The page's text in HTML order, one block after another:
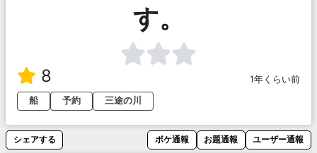
す。
8
1年くらい前
船
予約 三途の川
シェアする ボケ通報 お題通報 ユーザー通報